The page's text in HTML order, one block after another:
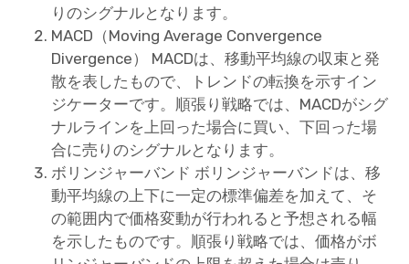
りのシグナルとなります。
MACD（Moving Average Convergence
Divergence） MACDは、移動平均線の収束と発
散を表したもので、トレンドの転換を示すイン
ジケーターです。順張り戦略では、MACDがシグ
ナルラインを上回った場合に買い、下回った場
合に売りのシグナルとなります。
ボリンジャーバンド ボリンジャーバンドは、移
動平均線の上下に一定の標準偏差を加えて、そ
の範囲内で価格変動が行われると予想される幅
を示したものです。順張り戦略では、価格がボ